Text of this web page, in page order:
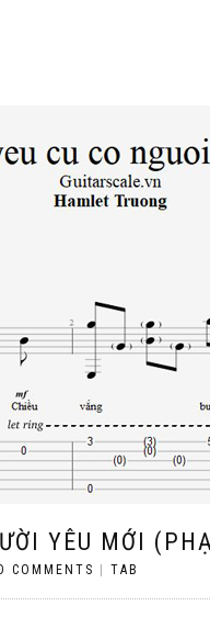
YÊU MỚI
COMMENTS TAB